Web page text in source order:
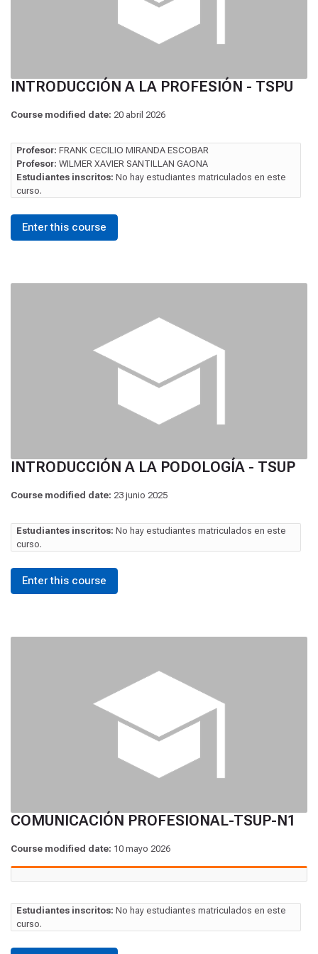
INTRODUCCIÓN A LA PROFESIÓN - TSPU
Course modified date: 20 abril 2026
Profesor: FRANK CECILIO MIRANDA ESCOBAR
Profesor: WILMER XAVIER SANTILLAN GAONA
Estudiantes inscritos: No hay estudiantes matriculados en este
curso.
Enter this course
INTRODUCCIÓN A LA PODOLOGÍA - TSUP
Course modified date: 23 junio 2025
Estudiantes inscritos: No hay estudiantes matriculados en este
curso.
Enter this course
COMUNICACIÓN PROFESIONAL-TSUP-N1
Course modified date: 10 mayo 2026
Estudiantes inscritos: No hay estudiantes matriculados en este
curso.